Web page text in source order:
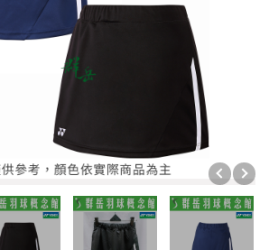
限定 1組只要4999 ☆☆☆☆☆ (球
動毛巾買一送一 ★吸水力強★
☆☆☆